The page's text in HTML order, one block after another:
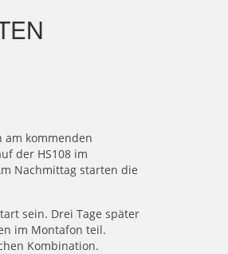
am kommenden
der HS108 im
Nachmittag starten die
sein. Drei Tage später
im Montafon teil.
Kombination.